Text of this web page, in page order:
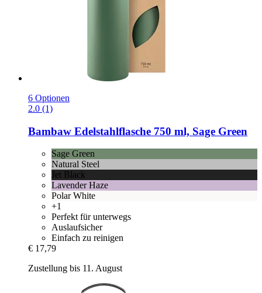
6 Optionen
2.0 (1)
Bambaw Edelstahlflasche 750 ml, Sage Green
Sage Green
Natural Steel
Jet Black
Lavender Haze
Polar White
+1
Perfekt für unterwegs
Auslaufsicher
Einfach zu reinigen
€ 17,79
Zustellung bis 11. August